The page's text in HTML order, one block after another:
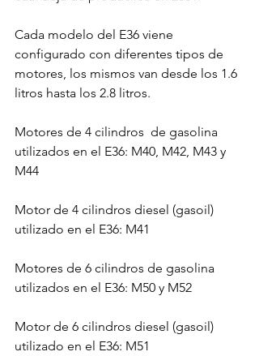
Cada modelo del E36 viene
configurado con diferentes tipos de
motores, los mismos van desde los 1.6
litros hasta los 2.8 litros.
Motores de 4 cilindros  de gasolina
utilizados en el E36: M40, M42, M43 y
M44
Motor de 4 cilindros diesel (gasoil)
utilizado en el E36: M41
Motores de 6 cilindros de gasolina
utilizados en el E36: M50 y M52
Motor de 6 cilindros diesel (gasoil)
utilizado en el E36: M51